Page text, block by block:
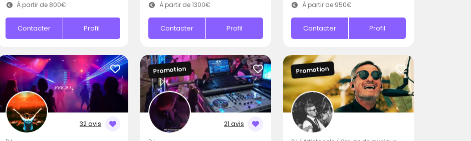
À partir de 800€
Contacter Profil
À partir de 1300€
Contacter Profil
À partir de 950€
Contacter Profil
32 avis 21 avis
Promotion Promotion